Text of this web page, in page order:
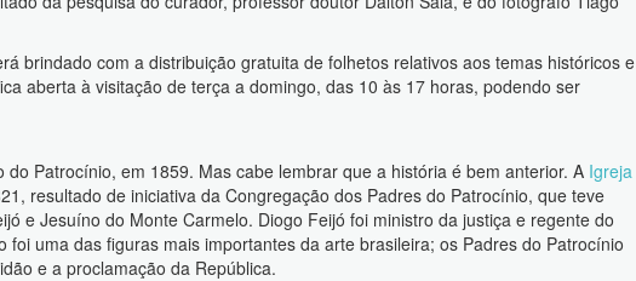
brindado com a distribuição gratuita de folhetos relativos aos temas históricos e
aberta à visitação de terça a domingo, das 10 às 17 horas, podendo ser
Patrocínio, em 1859. Mas cabe lembrar que a história é bem anterior. A Igreja
resultado de iniciativa da Congregação dos Padres do Patrocínio, que teve
e Jesuíno do Monte Carmelo. Diogo Feijó foi ministro da justiça e regente do
foi uma das figuras mais importantes da arte brasileira; os Padres do Patrocínio
e a proclamação da República.